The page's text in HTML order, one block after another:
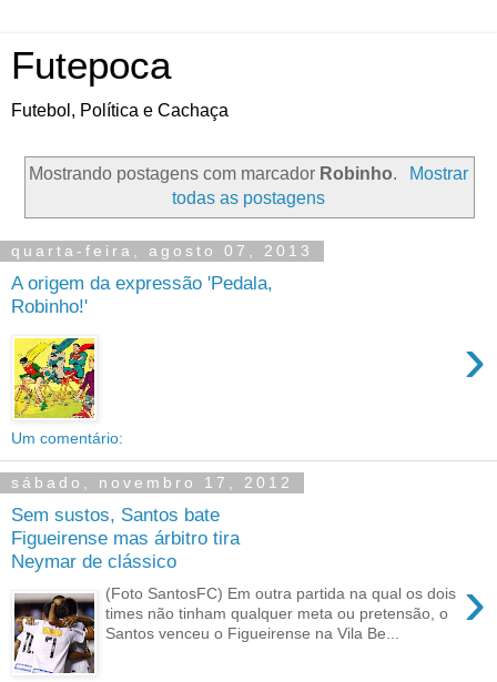
Futepoca
Futebol, Política e Cachaça
Mostrando postagens com marcador Robinho.
Mostrar
todas as postagens
quarta-feira, agosto 07, 2013
A origem da expressão 'Pedala,
Robinho!'
›
Um comentário:
sábado, novembro 17, 2012
Sem sustos, Santos bate
Figueirense mas árbitro tira
Neymar de clássico
›
(Foto SantosFC) Em outra partida na qual os dois
times não tinham qualquer meta ou pretensão, o
Santos venceu o Figueirense na Vila Be...